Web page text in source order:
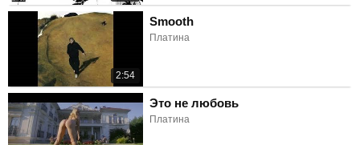
2:54
Smooth
Платина
Это не любовь
Платина